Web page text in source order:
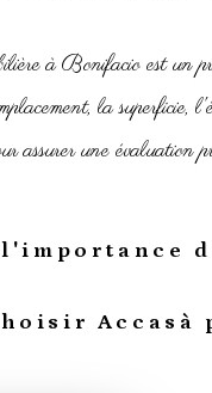
à Bonifacio est un
la
assurer une évaluation
l'importance
immobilier est crucial